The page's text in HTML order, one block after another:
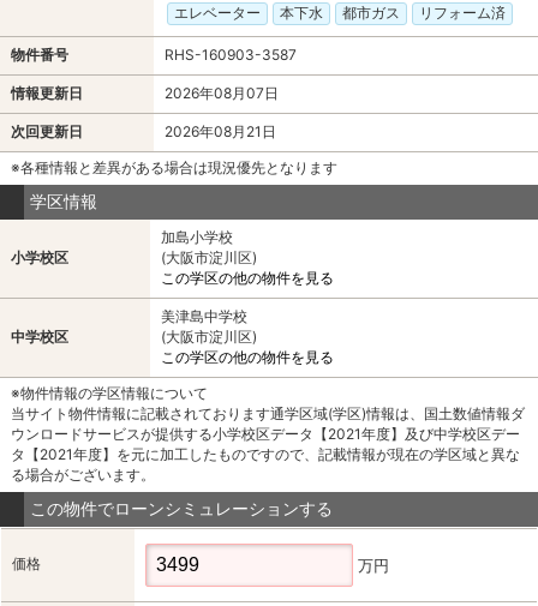
エレベーター
本下水 都市ガス リフォーム済
物件番号 RHS-160903-3587
情報更新日 2026年08月07日
次回更新日
2026年08月21日
※各種情報と差異がある場合は現況優先となります
学区情報
小学校区
加島小学校
(大阪市淀川区)
この学区の他の物件を見る
中学校区
美津島中学校
(大阪市淀川区)
この学区の他の物件を見る
※物件情報の学区情報について
当サイト物件情報に記載されております通学区域(学区)情報は、国土数値情報ダ
ウンロードサービスが提供する小学校区データ【2021年度】及び中学校区デー
タ【2021年度】を元に加工したものですので、記載情報が現在の学区域と異な
る場合がございます。
この物件でローンシミュレーションする
価格 万円